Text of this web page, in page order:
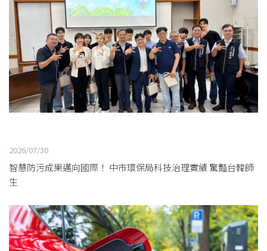
2026/07/30
智慧防污成果邁向國際！ 中市環保局科技治理實績 驚豔台韓師
生